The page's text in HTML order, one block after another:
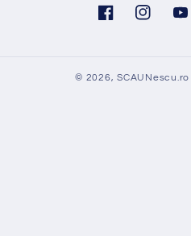
FacebookInstagram
© 2026,SCAUNescu.ro